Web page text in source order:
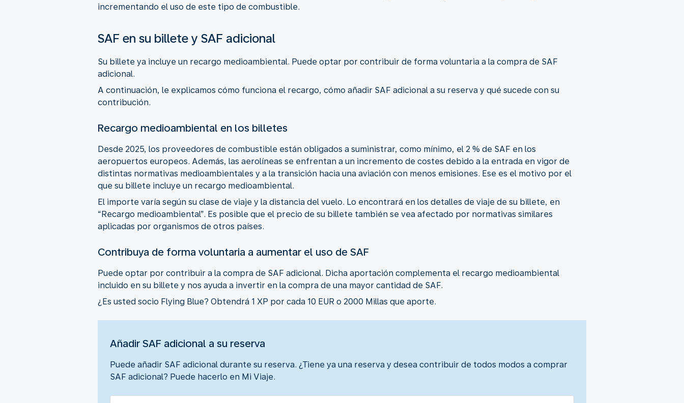
incrementando el uso de este tipo de combustible.
SAF en su billete y SAF adicional
Su billete ya incluye un recargo medioambiental. Puede optar por contribuir de forma voluntaria a la compra de SAF
adicional.
A continuación, le explicamos cómo funciona el recargo, cómo añadir SAF adicional a su reserva y qué sucede con su
contribución.
Recargo medioambiental en los billetes
Desde 2025, los proveedores de combustible están obligados a suministrar, como mínimo, el 2 % de SAF en los
aeropuertos europeos. Además, las aerolíneas se enfrentan a un incremento de costes debido a la entrada en vigor de
distintas normativas medioambientales y a la transición hacia una aviación con menos emisiones. Ese es el motivo por el
que su billete incluye un recargo medioambiental.
El importe varía según su clase de viaje y la distancia del vuelo. Lo encontrará en los detalles de viaje de su billete, en
“Recargo medioambiental”. Es posible que el precio de su billete también se vea afectado por normativas similares
aplicadas por organismos de otros países.
Contribuya de forma voluntaria a aumentar el uso de SAF
Puede optar por contribuir a la compra de SAF adicional. Dicha aportación complementa el recargo medioambiental
incluido en su billete y nos ayuda a invertir en la compra de una mayor cantidad de SAF.
¿Es usted socio Flying Blue? Obtendrá 1 XP por cada 10 EUR o 2000 Millas que aporte.
Añadir SAF adicional a su reserva
Puede añadir SAF adicional durante su reserva. ¿Tiene ya una reserva y desea contribuir de todos modos a comprar
SAF adicional? Puede hacerlo en Mi Viaje.